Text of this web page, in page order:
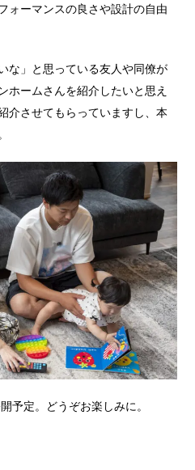
ォーマンスの良さや設計の自由
な」と思っている友人や同僚が
ホームさんを紹介したいと思え
介させてもらっていますし、本
予定。どうぞお楽しみに。